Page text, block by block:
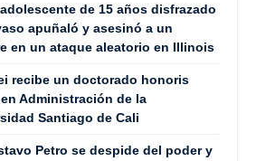
de 15 años disfrazado
apuñaló y asesinó a un
en un ataque aleatorio en Illinois
recibe un doctorado honoris
Administración de la
Santiago de Cali
Petro se despide del poder y